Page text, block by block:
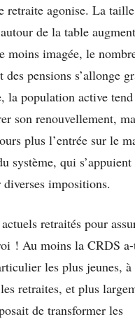
retraite agonise. La
de la table
moins imagée, le
pensions s’allonge
la population active
son renouvellement,
plus l’entrée sur le
système, qui s’appuient
impositions.
retraités pour
! Au moins la CRDS
les plus jeunes, à
retraites, et plus
de transformer les